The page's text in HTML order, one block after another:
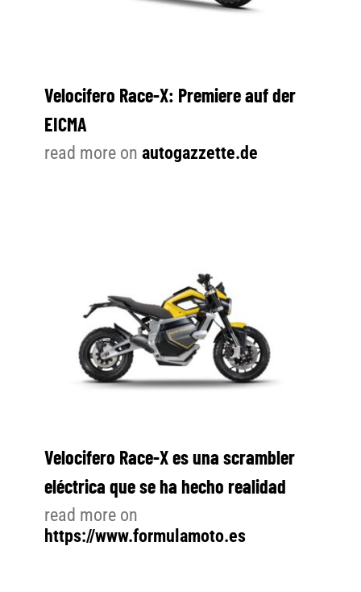
Velocifero Race-X: Premiere auf der
EICMA
read more on autogazzette.de
Velocifero Race-X es una scrambler
eléctrica que se ha hecho realidad
read more on
https://www.formulamoto.es